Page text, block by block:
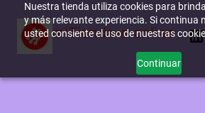
Nuestra tienda utiliza cookies para
y más relevante experiencia. Si continua
usted consiente el uso de nuestras
Continuar
miTienda-e.online